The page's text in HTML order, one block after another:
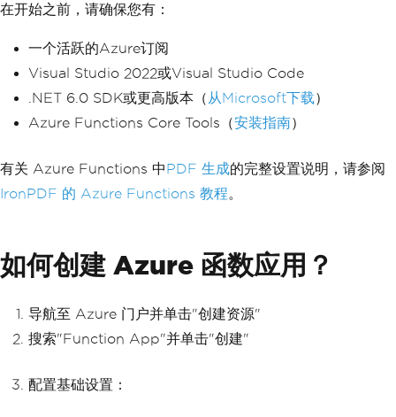
在开始之前，请确保您有：
一个活跃的Azure订阅
Visual Studio 2022或Visual Studio Code
.NET 6.0 SDK或更高版本（ 从Microsoft下载）
Azure Functions Core Tools（安装指南）
有关 Azure Functions 中PDF 生成的完整设置说明，请参阅
IronPDF 的 Azure Functions 教程。
如何创建 Azure 函数应用？
导航至 Azure 门户并单击"创建资源"
搜索"Function App"并单击"创建"
配置基础设置：